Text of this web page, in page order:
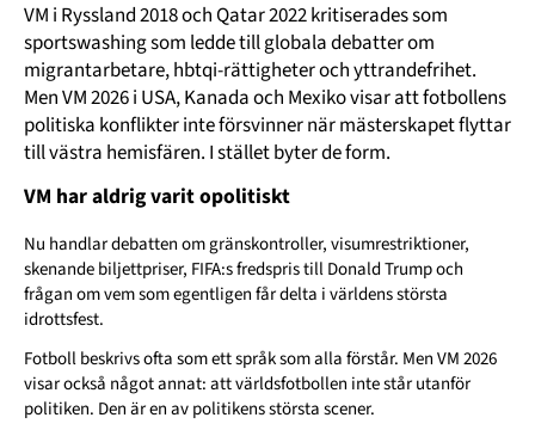
VM i Ryssland 2018 och Qatar 2022 kritiserades som
sportswashing som ledde till globala debatter om
migrantarbetare, hbtqi-rättigheter och yttrandefrihet.
Men VM 2026 i USA, Kanada och Mexiko visar att fotbollens
politiska konflikter inte försvinner när mästerskapet flyttar
till västra hemisfären. I stället byter de form.
VM har aldrig varit opolitiskt
Nu handlar debatten om gränskontroller, visumrestriktioner,
skenande biljettpriser, FIFA:s fredspris till Donald Trump och
frågan om vem som egentligen får delta i världens största
idrottsfest.
Fotboll beskrivs ofta som ett språk som alla förstår. Men VM 2026
visar också något annat: att världsfotbollen inte står utanför
politiken. Den är en av politikens största scener.